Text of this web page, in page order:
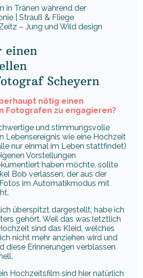
– Jung und Wild design
einen
Scheyern
nötig einen
Fotografen zu engagieren?
und stimmungsvolle
Lebensereignis wie eine Hochzeit
nur einmal im Leben stattfindet)
Vorstellungen
haben möchte, sollte
Bob verlassen, der aus der
im Automatikmodus mit
überspitzt dargestellt, habe ich
gehört. Weil das was letztlich
sind das Kleid, welches
nicht mehr anziehen wird und
diese Erinnerungen verblassen
Hochzeitsfilm sind hier natürlich